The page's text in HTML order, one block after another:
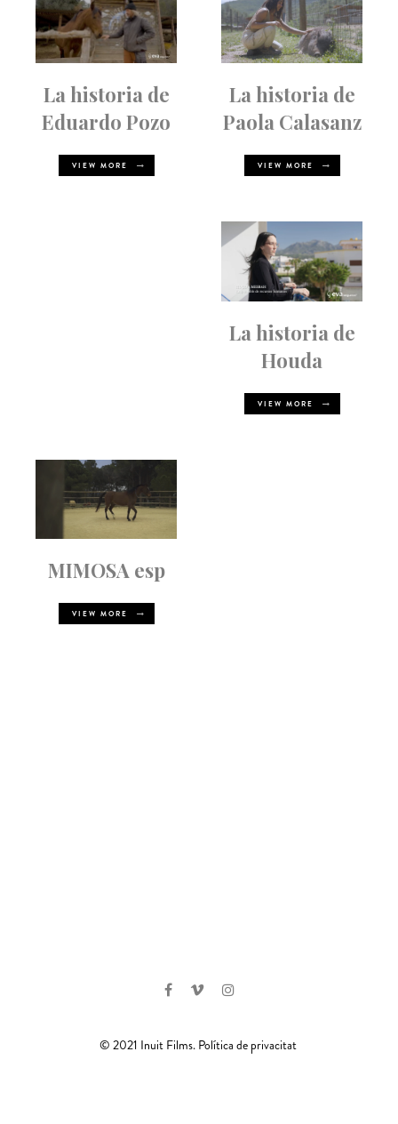
La historia de
Eduardo Pozo
VIEW MORE
La historia de
Paola Calasanz
VIEW MORE
La historia de
Houda
VIEW MORE
MIMOSA esp
VIEW MORE
© 2021 Inuit Films. Política de privacitat